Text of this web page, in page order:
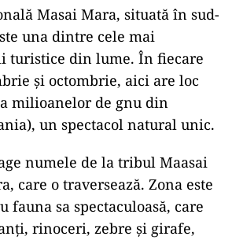
Masai Mara, situată în sud-
una dintre cele mai
turistice din lume. În fiecare
și octombrie, aici are loc
milioanelor de gnu din
un spectacol natural unic.
numele de la tribul Maasai
care o traversează. Zona este
fauna sa spectaculoasă, care
rinoceri, zebre și girafe,